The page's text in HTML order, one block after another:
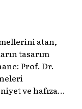
atan,
tasarım
Prof. Dr.
ve hafıza